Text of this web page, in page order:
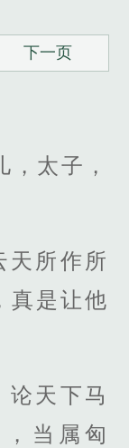
下一页
，太子，
天所作所
真是让他
论天下马
当属匈